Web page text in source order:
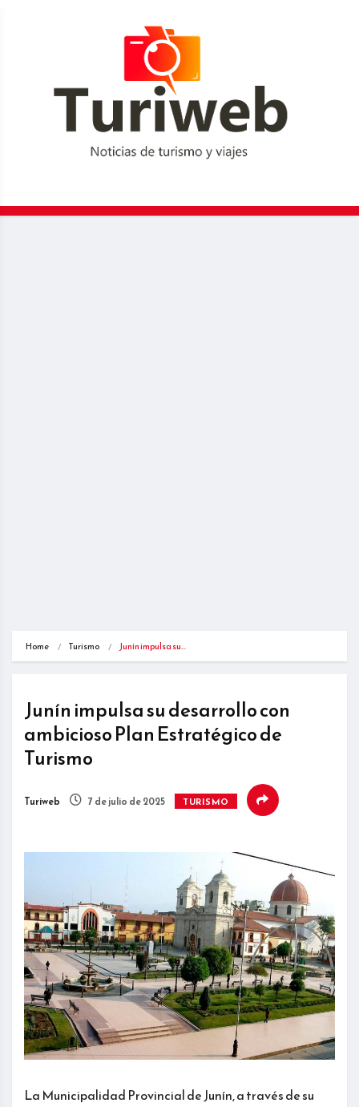
Home Turismo Junín impulsa su…
Junín impulsa su desarrollo con
ambicioso Plan Estratégico de
Turismo
Turiweb 7 de julio de 2025 TURISMO
La Municipalidad Provincial de Junín, a través de su